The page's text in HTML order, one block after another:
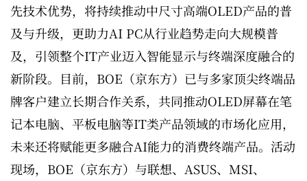
先技术优势，将持续推动中尺寸高端OLED产品的普
及与升级，更助力AI PC从行业趋势走向大规模普
及，引领整个IT产业迈入智能显示与终端深度融合的
新阶段。目前，BOE（京东方）已与多家顶尖终端品
牌客户建立长期合作关系，共同推动OLED屏幕在笔
记本电脑、平板电脑等IT类产品领域的市场化应用，
未来还将赋能更多融合AI能力的消费终端产品。活动
现场，BOE（京东方）与联想、ASUS、MSI、